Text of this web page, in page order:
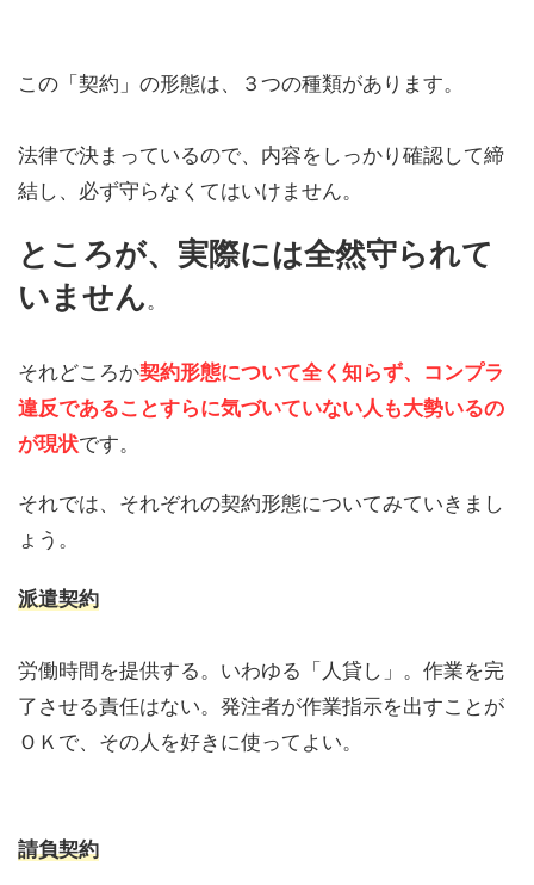
この「契約」の形態は、３つの種類があります。
法律で決まっているので、内容をしっかり確認して締
結し、必ず守らなくてはいけません。
ところが、 実際には全然守られて
いません 。
それどころか契約形態について全く知らず、 コンプラ
違反であることすらに気づいていない人も大勢いるの
が現状です。
それでは、それぞれの契約形態についてみていきまし
ょう。
派遣契約
労働時間を提供する。いわゆる「人貸し」。作業を完
了させる責任はない。発注者が作業指示を出すことが
ＯＫで、 その人を好きに使ってよい。
請負契約